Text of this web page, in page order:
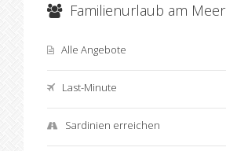
Familienurlaub am Meer
Alle Angebote
Last-Minute
Sardinien erreichen